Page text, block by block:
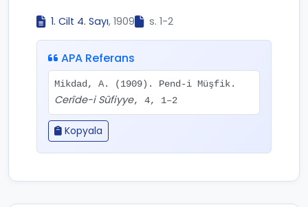
1. Cilt 4. Sayı, 1909 s. 1-2
APA Referans
Mikdad, A. (1909). Pend-i Müşfik.
Cerîde-i Sûfiyye, 4, 1–2
Kopyala